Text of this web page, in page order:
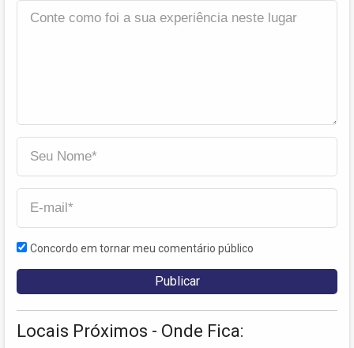
Concordo em tornar meu comentário público
Locais Próximos - Onde Fica: